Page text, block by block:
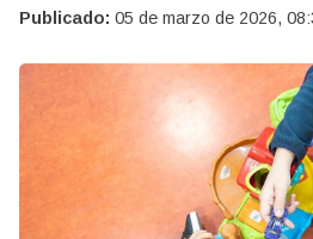
Publicado: 05 de marzo de 2026,